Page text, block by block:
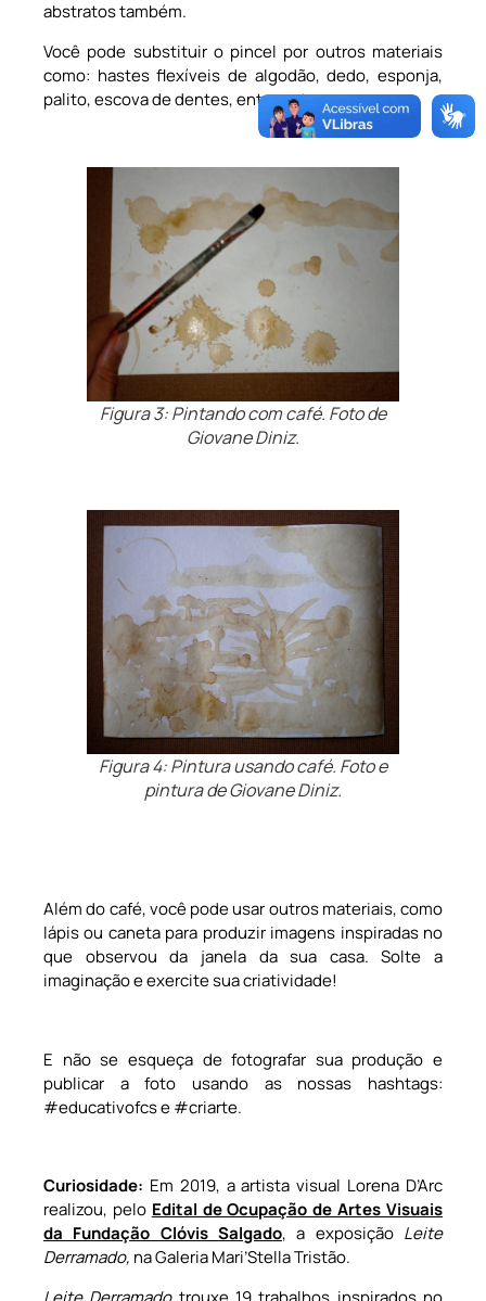
abstratos também.
Você pode substituir o pincel por outros materiais
como: hastes flexíveis de algodão, dedo, esponja,
palito, escova de dentes, entre outros.
Figura 3: Pintando com café. Foto de
Giovane Diniz.
Figura 4: Pintura usando café. Foto e
pintura de Giovane Diniz.
Além do café, você pode usar outros materiais, como
lápis ou caneta para produzir imagens inspiradas no
que observou da janela da sua casa. Solte a
imaginação e exercite sua criatividade!
E não se esqueça de fotografar sua produção e
publicar a foto usando as nossas hashtags:
#educativofcs e #criarte.
Curiosidade: Em 2019, a artista visual Lorena D’Arc
realizou, pelo Edital de Ocupação de Artes Visuais
da Fundação Clóvis Salgado, a exposição Leite
Derramado, na Galeria Mari’Stella Tristão.